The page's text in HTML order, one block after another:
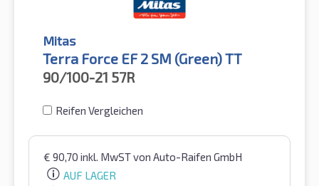
Mitas
Terra Force EF 2 SM (Green) TT
90/100-21 57R
Reifen Vergleichen
€ 90,70 inkl. MwSTvon Auto-Raifen GmbH
AUF LAGER